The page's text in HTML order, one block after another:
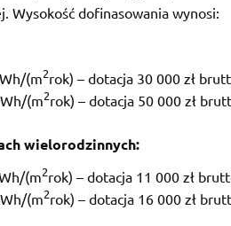
Wysokość dofinasowania wynosi:
(m2rok) – dotacja 30 000 zł
(m2rok) – dotacja 50 000 zł
wielorodzinnych:
(m2rok) – dotacja 11 000 zł
(m2rok) – dotacja 16 000 zł